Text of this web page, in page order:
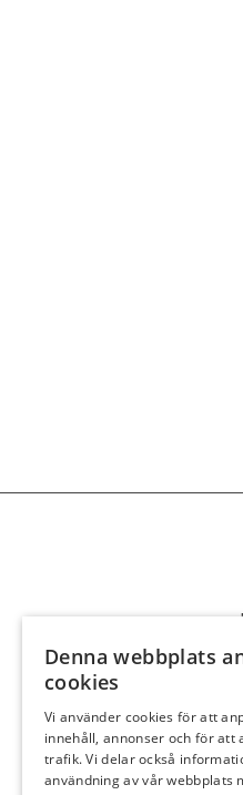
Denna webbplats
cookies
Vi använder cookies för att
innehåll, annonser och för att
trafik. Vi delar också
användning av vår webbplats